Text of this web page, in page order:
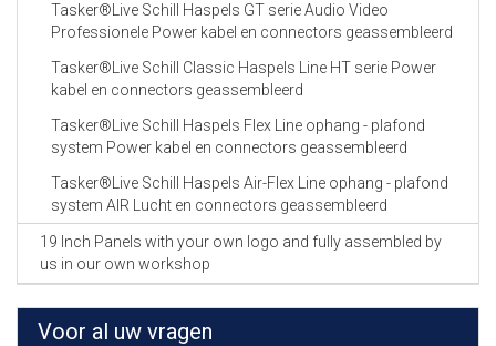
Tasker®Live Schill Haspels GT serie Audio Video
Professionele Power kabel en connectors geassembleerd
Tasker®Live Schill Classic Haspels Line HT serie Power
kabel en connectors geassembleerd
Tasker®Live Schill Haspels Flex Line ophang - plafond
system Power kabel en connectors geassembleerd
Tasker®Live Schill Haspels Air-Flex Line ophang - plafond
system AIR Lucht en connectors geassembleerd
19 Inch Panels with your own logo and fully assembled by
us in our own workshop
Voor al uw vragen